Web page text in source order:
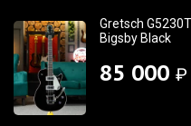
Gretsch
Bigsby Black
85 000 ₽